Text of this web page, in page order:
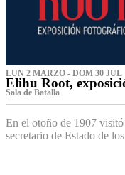
LUN 2 MARZO - DOM 30 JUL
Elihu Root,
Sala de Batalla
En el otoño de 1907
secretario de Estado de